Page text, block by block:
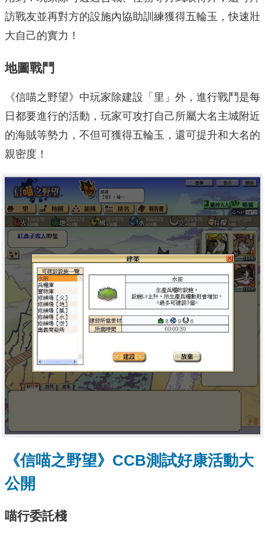
訪戰友並再對方的設施內協助訓練獲得五輪玉，快速壯
大自己的實力！
地圖戰鬥
《信喵之野望》中玩家除建設「里」外，進行戰鬥是每
日都要進行的活動，玩家可攻打自己所屬大名主城附近
的海賊等勢力，不但可獲得五輪玉，還可提升和大名的
親密度！
《信喵之野望》CCB測試好康活動大
公開
喵行委託棧